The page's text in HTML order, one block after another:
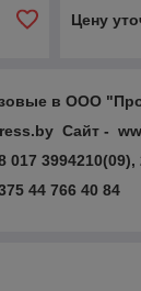
Цену
в ООО
Сайт -
017 3994210(09),
44 766 40 84